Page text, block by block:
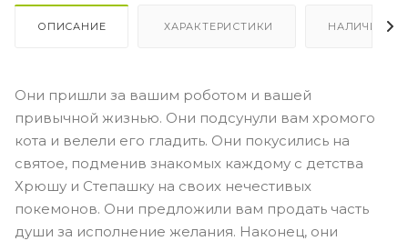
ОПИСАНИЕ ХАРАКТЕРИСТИКИ НАЛИЧИЕ
Они пришли за вашим роботом и вашей
привычной жизнью. Они подсунули вам хромого
кота и велели его гладить. Они покусились на
святое, подменив знакомых каждому с детства
Хрюшу и Степашку на своих нечестивых
покемонов. Они предложили вам продать часть
души за исполнение желания. Наконец, они